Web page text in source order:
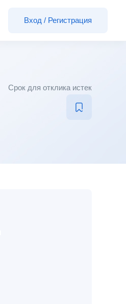
Вход / Регистрация
Срок для отклика истек